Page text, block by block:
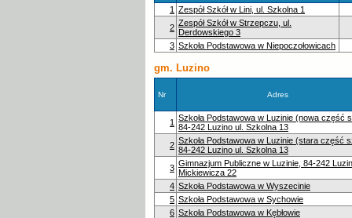
1 Zespół Szkół w Lini, ul. Szkolna 1
2 Zespół Szkół w Strzepczu, ul.
Derdowskiego 3
3 Szkoła Podstawowa w Niepoczołowicach
gm. Luzino
Nr Adres
1 Szkoła Podstawowa w Luzinie (nowa część
84-242 Luzino ul. Szkolna 13
2 Szkoła Podstawowa w Luzinie (stara część
84-242 Luzino ul. Szkolna 13
3 Gimnazjum Publiczne w Luzinie, 84-242
Mickiewicza 22
4 Szkoła Podstawowa w Wyszecinie
5 Szkoła Podstawowa w Sychowie
6 Szkoła Podstawowa w Kębłowie